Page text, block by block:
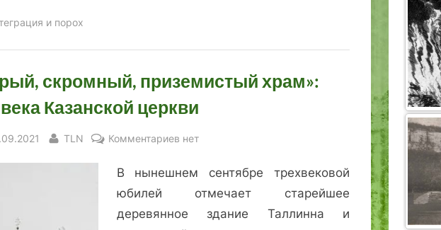
и порох
скромный, приземистый храм»:
Казанской церкви
By
TLN Комментариев к
«Серый,
скромный,
приземистый
нет
В нынешнем сентябре трехвековой
юбилей отмечает старейшее
деревянное здание Таллинна и